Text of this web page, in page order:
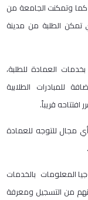
كما وتمكنت الجامعة من
تمكن الطلبة من مدينة
العمادة للطلبة،
للمبادرات الطلابية
افتتاحه قريباً.
مجال للتوجه للعمادة
المعلومات بالخدمات
من التسجيل ومعرفة